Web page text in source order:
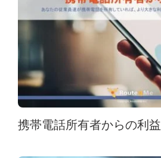
携帯電話所有者からの利益